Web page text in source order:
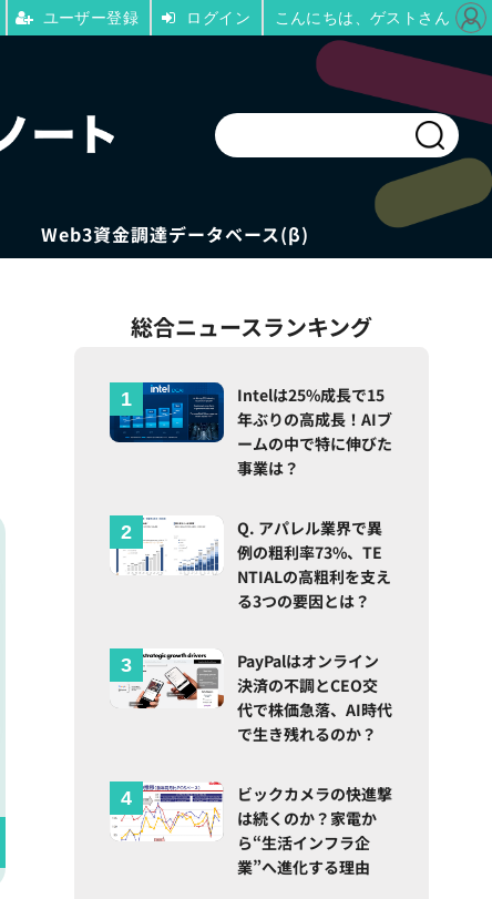
Web3資金調達データベース(β)
総合ニュースランキング
Intelは25%成長で15
年ぶりの高成長！AIブ
ームの中で特に伸びた
事業は？
Q. アパレル業界で異
例の粗利率73%、TE
NTIALの高粗利を支え
る3つの要因とは？
PayPalはオンライン
決済の不調とCEO交
代で株価急落、AI時代
で生き残れるのか？
ビックカメラの快進撃
は続くのか？家電か
ら“生活インフラ企
業”へ進化する理由
ユーザー登録 ログイン こんにちは、ゲストさん